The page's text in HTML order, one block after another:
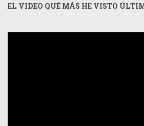
EL VIDEO QUÉ MÁS HE VISTO